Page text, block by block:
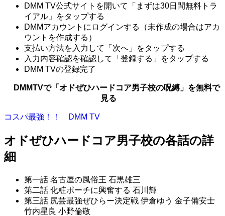
DMM TV公式サイトを開いて「まずは30日間無料トラ
イアル」をタップする
DMMアカウントにログインする（未作成の場合はアカ
ウントを作成する）
支払い方法を入力して「次へ」をタップする
入力内容確認を確認して「登録する」をタップする
DMM TVの登録完了
DMMTVで「オドぜひハードコア男子校の呪縛」を無料で
見る
コスパ最強！！ DMM TV
オドぜひハードコア男子校の各話の詳
細
第一話 名古屋の風俗王 石黒雄三
第二話 化粧ポーチに興奮する 石川輝
第三話 尻芸最強ぜひらー決定戦 伊倉ゆう 金子備安士
竹内星良 小野倫敬